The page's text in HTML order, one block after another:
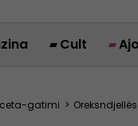
Cult Ajo
gatimi >